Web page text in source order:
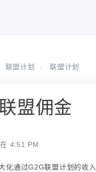
联盟计划 联盟计划
盟佣金
4:51 PM
化通过G2G联盟计划的收